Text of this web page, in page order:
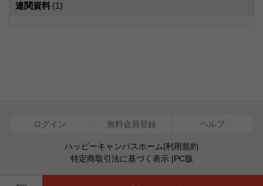
連関資料 (1)
ログイン 無料会員登録 ヘルプ
ハッピーキャンパスホーム|利用規約
特定商取引法に基づく表示|PC版